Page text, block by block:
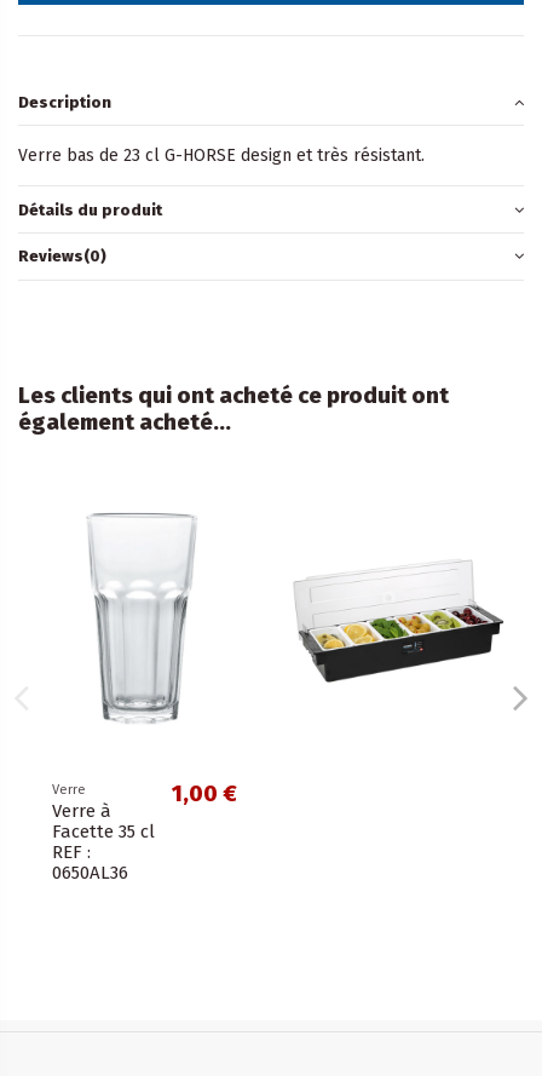
Description
Verre bas de 23 cl G-HORSE design et très résistant.
Détails du produit
Reviews(0)
Les clients qui ont acheté ce produit ont
également acheté...
Verre
Verre à
Facette 35 cl
REF :
0650AL36
1,00 €